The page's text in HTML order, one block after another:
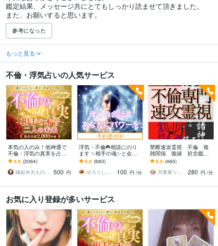
鑑定結果、メッセージ共にとてもしっかり読ませて頂きました。
参考になった
もっと見る
不倫・浮気占いの人気サービス
本気の人のみ！他神通で
不倫・浮気の真実を占い
ます 不倫・W不倫・浮気
など複雑恋愛の専門家に
よる究極霊視鑑定
4.9 (2064)
縁起＠大人の恋愛占い師
500 円
予約受付中
浮気・不倫☘️相談にのり
ます ✨相手の魂✨と会話
をしてあなたにお伝えし
ます⭐️
5.0 (683)
せろ☆しあり
100 円 /分
禁断速攻霊視 不倫 複
雑関係 復縁 祈念鑑定
承ます お相手の深層心
理 お2人の前世と未来を
一瞬で紐解きます
5.0 (460)
月黄泉ツキヨミ《禁断速攻霊視》
280 円 /分
お気に入り登録が多いサービス